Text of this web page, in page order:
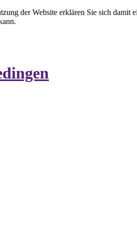
der Website erklären Sie sich damit